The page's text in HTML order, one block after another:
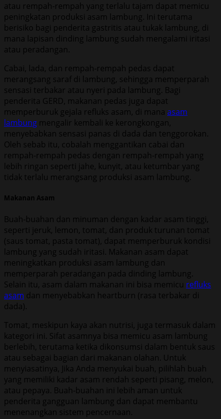
atau rempah-rempah yang terlalu tajam dapat memicu
peningkatan produksi asam lambung. Ini terutama
berisiko bagi penderita gastritis atau tukak lambung, di
mana lapisan dinding lambung sudah mengalami iritasi
atau peradangan.
Cabai, lada, dan rempah-rempah pedas dapat
merangsang saraf di lambung, sehingga memperparah
sensasi terbakar atau nyeri pada lambung. Bagi
penderita GERD, makanan pedas juga dapat
memperburuk gejala refluks asam, di mana asam
lambung mengalir kembali ke kerongkongan,
menyebabkan sensasi panas di dada dan tenggorokan.
Oleh sebab itu, cobalah menggantikan cabai dan
rempah-rempah pedas dengan rempah-rempah yang
lebih ringan seperti jahe, kunyit, atau ketumbar yang
tidak terlalu merangsang produksi asam lambung.
Makanan Asam
Buah-buahan dan minuman dengan kadar asam tinggi,
seperti jeruk, lemon, tomat, dan produk turunan tomat
(saus tomat, pasta tomat), dapat memperburuk kondisi
lambung yang sudah iritasi. Makanan asam dapat
meningkatkan produksi asam lambung dan
memperparah peradangan pada dinding lambung.
Selain itu, asam dalam makanan ini bisa memicu refluks
asam dan menyebabkan heartburn (rasa terbakar di
dada).
Tomat, meskipun kaya akan nutrisi, juga termasuk dalam
kategori ini. Sifat asamnya bisa memicu asam lambung
berlebih, terutama ketika dikonsumsi dalam bentuk saus
atau sebagai bagian dari makanan olahan. Untuk
menyiasatinya, Jika Anda menyukai buah, pilihlah buah
yang memiliki kadar asam rendah seperti pisang, melon,
atau pepaya. Buah-buahan ini lebih aman untuk
penderita gangguan lambung dan dapat membantu
menenangkan sistem pencernaan.